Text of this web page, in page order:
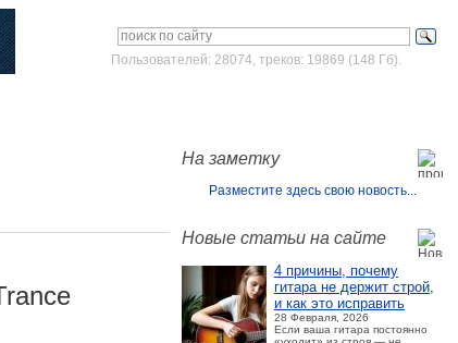
Пользователей: 28074, треков: 19869 (148 Гб).
На заметку
Разместите здесь свою новость...
Новые статьи на сайте
4 причины, почему
гитара не держит строй,
и как это исправить
28 Февраля, 2026
Если ваша гитара постоянно